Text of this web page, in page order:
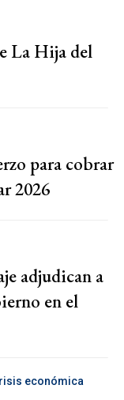
La Hija del
para cobrar
2026
adjudican a
en el
económica